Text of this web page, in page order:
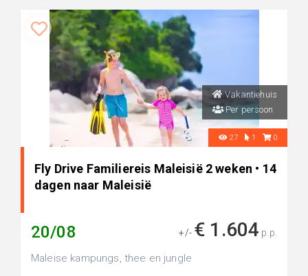
Vakantiehuis
Per persoon
27 1 0
Fly Drive Familiereis Maleisië 2 weken • 14
dagen naar Maleisië
20/08 +/- € 1.604 p.p.
Maleise kampungs, thee en jungle